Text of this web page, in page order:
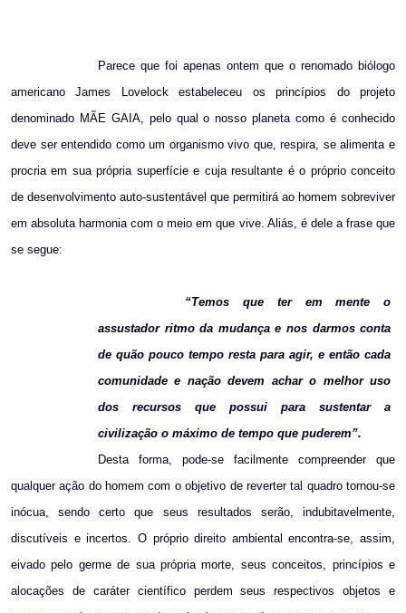
Parece que foi apenas ontem que o renomado biólogo
americano James Lovelock estabeleceu os princípios do projeto
denominado MÃE GAIA, pelo qual o nosso planeta como é conhecido
deve ser entendido como um organismo vivo que, respira, se alimenta e
procria em sua própria superfície e cuja resultante é o próprio conceito
de desenvolvimento auto-sustentável que permitirá ao homem sobreviver
em absoluta harmonia com o meio em que vive. Aliás, é dele a frase que
se segue:
“Temos que ter em mente o
assustador ritmo da mudança e nos darmos conta
de quão pouco tempo resta para agir, e então cada
comunidade e nação devem achar o melhor uso
dos recursos que possui para sustentar a
civilização o máximo de tempo que puderem”.
Desta forma, pode-se facilmente compreender que
qualquer ação do homem com o objetivo de reverter tal quadro tornou-se
inócua, sendo certo que seus resultados serão, indubitavelmente,
discutíveis e incertos. O próprio direito ambiental encontra-se, assim,
eivado pelo germe de sua própria morte, seus conceitos, princípios e
alocações de caráter científico perdem seus respectivos objetos e